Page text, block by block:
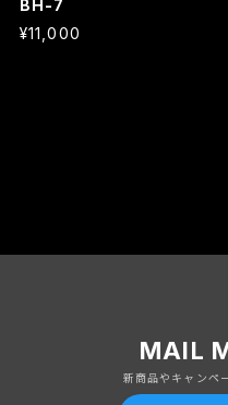
BH-7
¥11,000
MAIL
新商品やキャンペ